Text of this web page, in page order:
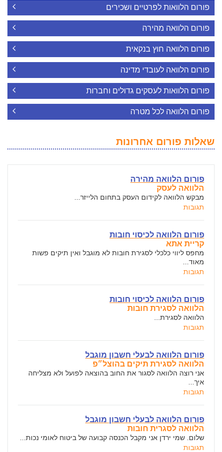
פורום הלוואות לפרטיים ושכירים
פורום הלוואה מהירה
פורום הלוואה חוץ בנקאית
פורום הלוואה לעובדי מדינה
פורום הלוואות לעסקים גדולים וחברות
פורום הלוואה לכל מטרה
שאלות פורום אחרונות
פורום הלוואה מהירה
הלוואה לעסק
מבקש הלוואה לקידום העסק בתחום הלייזר...
תגובות
פורום הלוואה לכיסוי חובות
קריית אתא
מחפס ליווי כלכלי לסגירת חובות לא מוגבל ואין תיקים פשות
מאוד...
תגובות
פורום הלוואה לכיסוי חובות
הלוואה לסגירת חובות
הלוואה לסגירת...
תגובות
פורום הלוואה לבעלי חשבון מוגבל
הלוואה לסגירת תיקים בהוצל״פ
אני רוצה הלוואה לסגור את החוב בהוצאה לפועל ולא מצליחה
איך...
תגובות
פורום הלוואה לבעלי חשבון מוגבל
הלוואה לסגרית חובות
שלום. שמי ירדן אני מקבל הכנסה קבועה של ביטוח לאומי נכות...
תגובות